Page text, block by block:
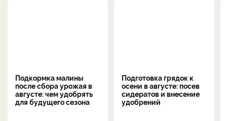
Подкормка малины
после сбора урожая в
августе: чем удобрять
для будущего сезона
Подготовка грядок к
осени в августе: посев
сидератов и внесение
удобрений